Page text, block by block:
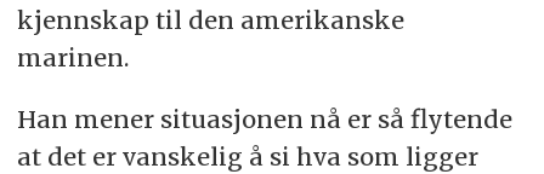
kjennskap til den amerikanske
marinen.
Han mener situasjonen nå er så flytende
at det er vanskelig å si hva som ligger